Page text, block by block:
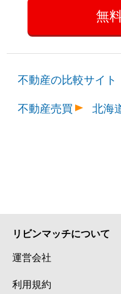
不動産の比較サイト
不動産売買
北海
リビンマッチについて
運営会社
利用規約